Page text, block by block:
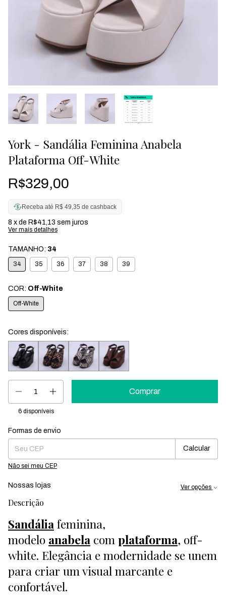
York - Sandália Feminina Anabela
Plataforma Off-White
R$329,00
Receba até R$ 49,35 de cashback
8 x de R$41,13 sem juros
Ver mais detalhes
TAMANHO: 34
34 35 36 37 38 39
COR: Off-White
Off-White
Cores disponíveis:
6 disponíveis
Entregas para o CEP:
Formas de envio
Calcular
Não sei meu CEP
Nossas lojas Ver opções
Descrição
Sandália feminina,
modelo anabela com plataforma, off-
white. Elegância e modernidade se unem
para criar um visual marcante e
confortável.